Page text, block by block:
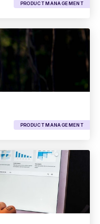
PRODUCT MANAGEMENT
PRODUCT MANAGEMENT